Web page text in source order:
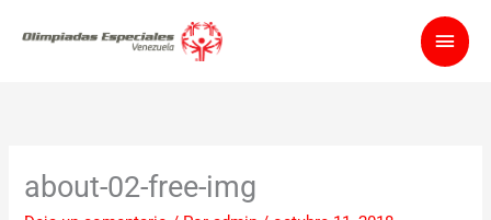
about-02-free-img